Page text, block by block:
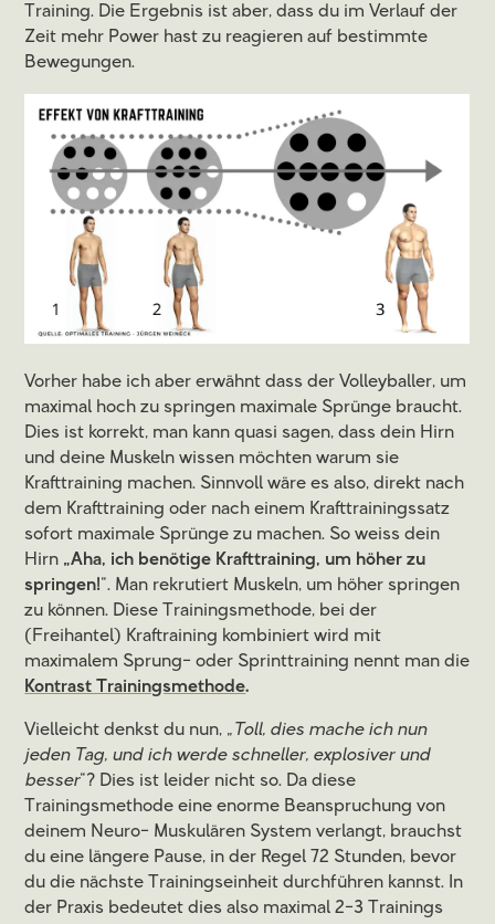
Training. Die Ergebnis ist aber, dass du im Verlauf der
Zeit mehr Power hast zu reagieren auf bestimmte
Bewegungen.
Vorher habe ich aber erwähnt dass der Volleyballer, um
maximal hoch zu springen maximale Sprünge braucht.
Dies ist korrekt, man kann quasi sagen, dass dein Hirn
und deine Muskeln wissen möchten warum sie
Krafttraining machen. Sinnvoll wäre es also, direkt nach
dem Krafttraining oder nach einem Krafttrainingssatz
sofort maximale Sprünge zu machen. So weiss dein
Hirn „Aha, ich benötige Krafttraining, um höher zu
springen!“. Man rekrutiert Muskeln, um höher springen
zu können. Diese Trainingsmethode, bei der
(Freihantel) Kraftraining kombiniert wird mit
maximalem Sprung- oder Sprinttraining nennt man die
Kontrast Trainingsmethode.
Vielleicht denkst du nun, „ Toll, dies mache ich nun
jeden Tag, und ich werde schneller, explosiver und
besser“? Dies ist leider nicht so. Da diese
Trainingsmethode eine enorme Beanspruchung von
deinem Neuro- Muskulären System verlangt, brauchst
du eine längere Pause, in der Regel 72 Stunden, bevor
du die nächste Trainingseinheit durchführen kannst. In
der Praxis bedeutet dies also maximal 2-3 Trainings